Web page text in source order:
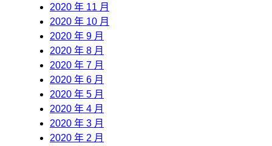
2020 年 11 月
2020 年 10 月
2020 年 9 月
2020 年 8 月
2020 年 7 月
2020 年 6 月
2020 年 5 月
2020 年 4 月
2020 年 3 月
2020 年 2 月